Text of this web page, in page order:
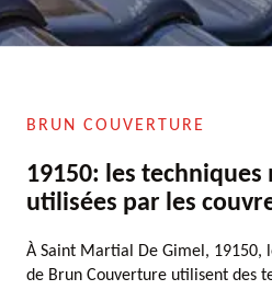
BRUN COUVERTURE
19150: les techniques
utilisées par les
À Saint Martial De Gimel, 19150,
de Brun Couverture utilisent des